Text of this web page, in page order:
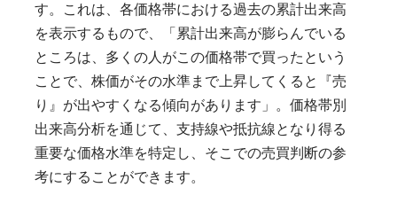
す。これは、各価格帯における過去の累計出来高
を表示するもので、「累計出来高が膨らんでいる
ところは、多くの人がこの価格帯で買ったという
ことで、株価がその水準まで上昇してくると『売
り』が出やすくなる傾向があります」。価格帯別
出来高分析を通じて、支持線や抵抗線となり得る
重要な価格水準を特定し、そこでの売買判断の参
考にすることができます。